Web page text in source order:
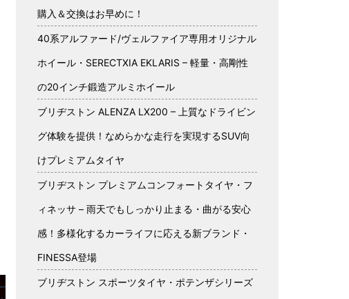
購入＆交換はお早めに！
40系アルファード/ヴェルファイア専用オリジナル
ホイール・SERECTXIA EKLARIS – 軽量・高剛性
の20インチ鍛造アルミホイール
ブリヂストン ALENZA LX200 – 上質なドライビン
グ体験を提供！なめらかな走行を実現するSUV向
けプレミアムタイヤ
ブリヂストン プレミアムコンフォートタイヤ・フ
ィネッサ – 雨天でもしっかり止まる・曲がる安心
感！多様化するカーライフに応える新ブランド・
FINESSA登場
ブリヂストン スポーツタイヤ・ポテンザシリーズ